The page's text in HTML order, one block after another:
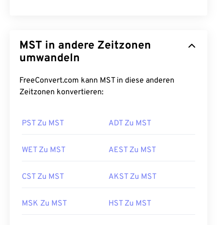
MST in andere Zeitzonen
umwandeln
FreeConvert.com kann MST in diese anderen
Zeitzonen konvertieren:
PST Zu MST ADT Zu MST
WET Zu MST AEST Zu MST
CST Zu MST AKST Zu MST
MSK Zu MST HST Zu MST